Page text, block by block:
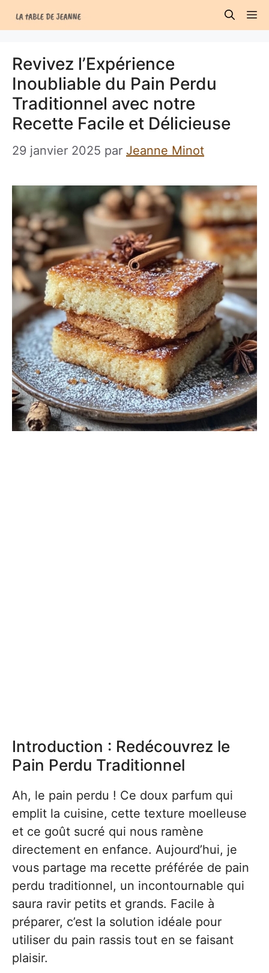
au
Revivez l’Expérience
Inoubliable du Pain Perdu
Traditionnel avec notre
Recette Facile et Délicieuse
29 janvier 2025 par Jeanne Minot
Introduction : Redécouvrez le
Pain Perdu Traditionnel
Ah, le pain perdu ! Ce doux parfum qui
emplit la cuisine, cette texture moelleuse
et ce goût sucré qui nous ramène
directement en enfance. Aujourd’hui, je
vous partage ma recette préférée de pain
perdu traditionnel, un incontournable qui
saura ravir petits et grands. Facile à
préparer, c’est la solution idéale pour
utiliser du pain rassis tout en se faisant
plaisir.